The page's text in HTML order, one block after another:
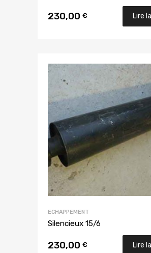
230,00 € Lire
ECHAPPEMENT
Silencieux 15/6
230,00 € Lire